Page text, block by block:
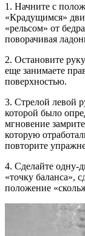
1. Начните с
«Крадущимся»
«рельсом» от
поворачивая
2. Остановите
еще занимаете
поверхностью.
3. Стрелой левой
которой было
мгновение
которую
повторите
4. Сделайте одну-
«точку баланса»,
положение